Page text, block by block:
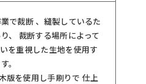
で裁断 、縫製しているた
、 裁断する場所によって
を重視した生地を使用す
。
版を使用し手刷りで 仕上